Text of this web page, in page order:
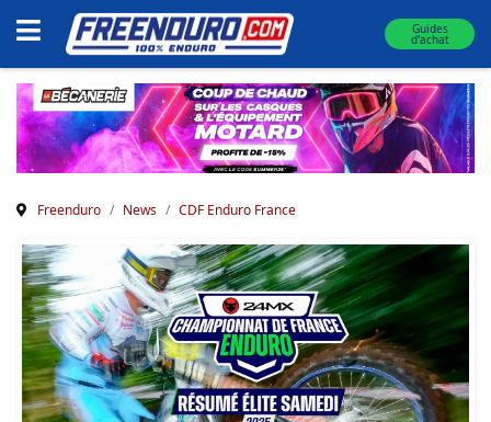
Guides
d'achat
Freenduro News CDF Enduro France